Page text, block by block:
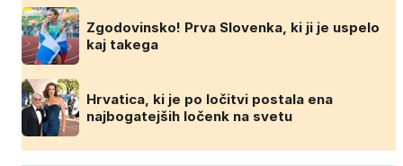
Zgodovinsko! Prva Slovenka, ki ji je uspelo
kaj takega
Hrvatica, ki je po ločitvi postala ena
najbogatejših ločenk na svetu